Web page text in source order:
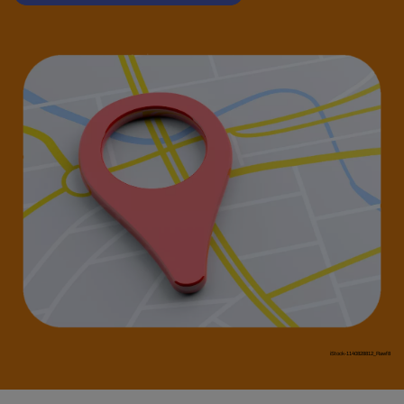
iStock-1140828812_Rawf8